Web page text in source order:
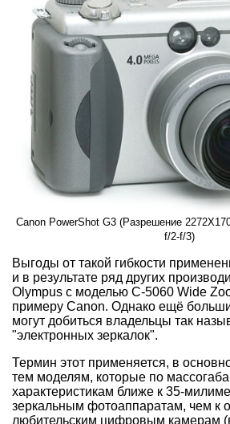
Canon PowerShot G3 (Разрешение
f/2-f/3)
Выгоды от такой гибкости
и в результате ряд других
Olympus с моделью C-5060 Wide
примеру Canon. Однако ещё
могут добиться владельцы так
"электронных зеркалок".
Термин этот применяется, в
тем моделям, которые по
характеристикам ближе к 35-
зеркальным фотоаппаратам, чем к
любительским цифровым камерам